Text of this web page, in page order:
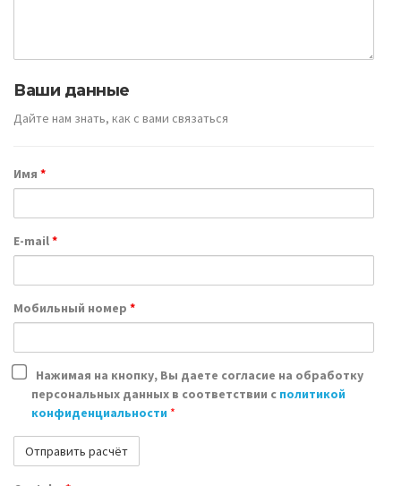
Ваши данные
Дайте нам знать, как с вами связаться
Имя *
E-mail*
Мобильный номер *
Нажимая на кнопку, Вы даете согласие на обработку
персональных данных в соответствии с политикой
конфиденциальности *